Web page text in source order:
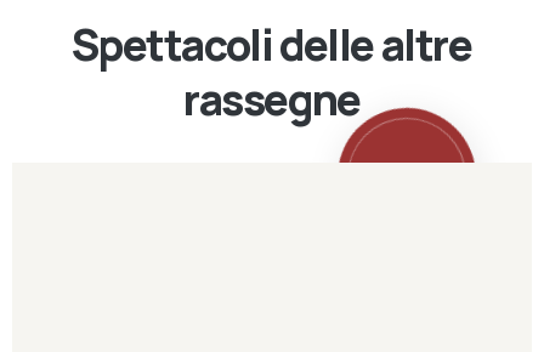
Spettacoli delle altre
rassegne